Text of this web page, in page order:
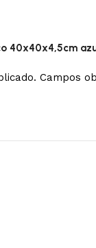
40x40x4,5cm
Campos